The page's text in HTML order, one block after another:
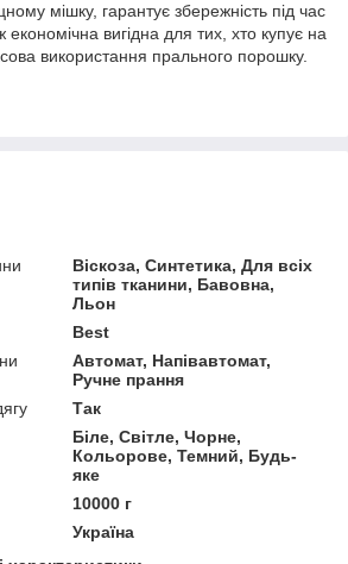
мішку, гарантує збережність під час
вигідна для тих, хто купує на
використання прального порошку.
Віскоза, Синтетика, Для всіх
типів тканини, Бавовна,
Льон
Best
Автомат, Напівавтомат,
Ручне прання
Так
Біле, Світле, Чорне,
Кольорове, Темний, Будь-
яке
10000 г
Україна